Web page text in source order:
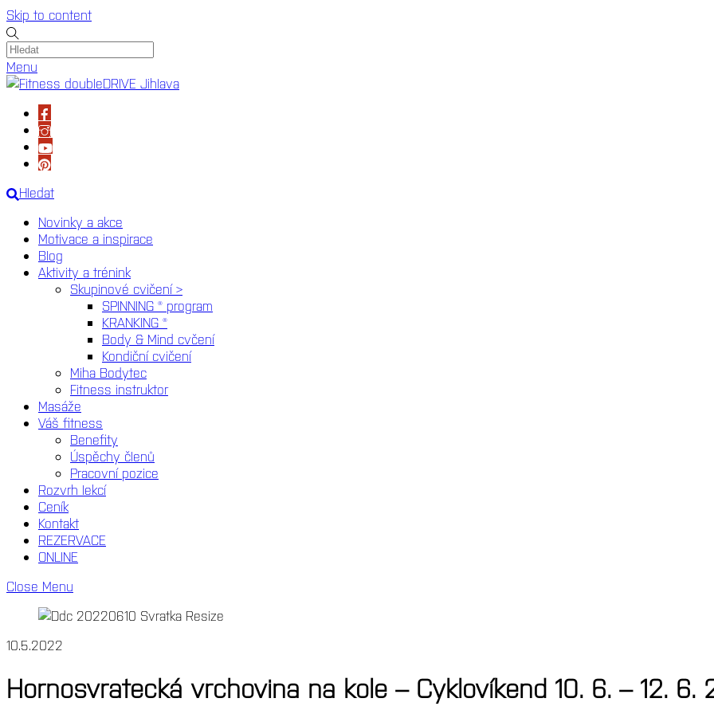
Skip to content
Menu
Hledat
Novinky a akce
Motivace a inspirace
Blog
Aktivity a trénink
Skupinové cvičení >
SPINNING ® program
KRANKING ®
Body & Mind cvčení
Kondiční cvičení
Miha Bodytec
Fitness instruktor
Masáže
Váš fitness
Benefity
Úspěchy členů
Pracovní pozice
Rozvrh lekcí
Ceník
Kontakt
REZERVACE
ONLINE
Close Menu
10.5.2022
Hornosvratecká vrchovina na kole – Cyklovíkend 10. 6. – 12. 6.